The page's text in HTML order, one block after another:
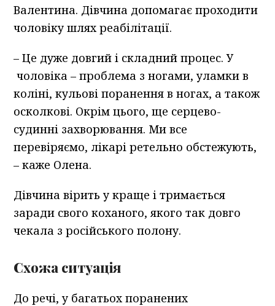
Валентина. Дівчина допомагає проходити
чоловіку шлях реабілітації.
– Це дуже довгий і складний процес. У
чоловіка – проблема з ногами, уламки в
коліні, кульові поранення в ногах, а також
осколкові. Окрім цього, ще серцево-
судинні захворювання. Ми все
перевіряємо, лікарі ретельно обстежують,
– каже Олена.
Дівчина вірить у краще і тримається
заради свого коханого, якого так довго
чекала з російського полону.
Схожа ситуація
До речі, у багатьох поранених